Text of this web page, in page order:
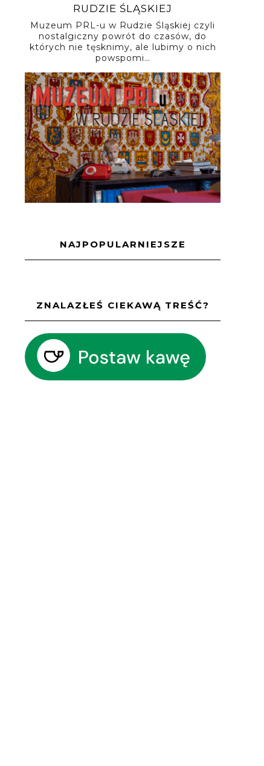
RUDZIE ŚLĄSKIEJ
Muzeum PRL-u w Rudzie Śląskiej czyli
nostalgiczny powrót do czasów, do
których nie tęsknimy, ale lubimy o nich
powspomi…
NAJPOPULARNIEJSZE
ZNALAZŁEŚ CIEKAWĄ TREŚĆ?